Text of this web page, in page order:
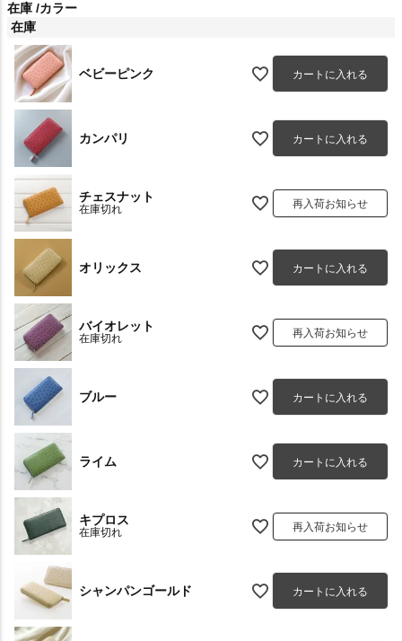
在庫 カラー
在庫
ベビーピンク カートに入れる
カンパリ カートに入れる
チェスナット
在庫切れ 再入荷お知らせ
オリックス カートに入れる
バイオレット
在庫切れ 再入荷お知らせ
ブルー カートに入れる
ライム カートに入れる
キプロス
在庫切れ 再入荷お知らせ
シャンパンゴールド カートに入れる